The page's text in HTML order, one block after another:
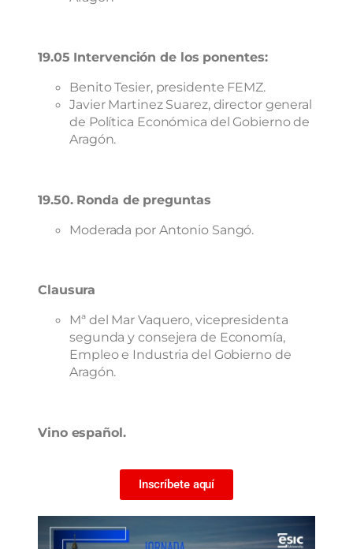
19.05 Intervención de los ponentes:
Benito Tesier, presidente FEMZ.
Javier Martinez Suarez, director general
de Política Económica del Gobierno de
Aragón.
19.50. Ronda de preguntas
Moderada por Antonio Sangó.
Clausura
Mª del Mar Vaquero, vicepresidenta
segunda y consejera de Economía,
Empleo e Industria del Gobierno de
Aragón.
Vino español.
Inscríbete aquí